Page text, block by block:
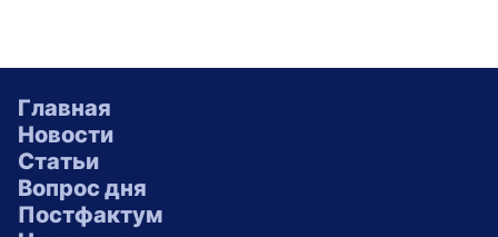
Главная
Новости
Статьи
Вопрос дня
Постфактум